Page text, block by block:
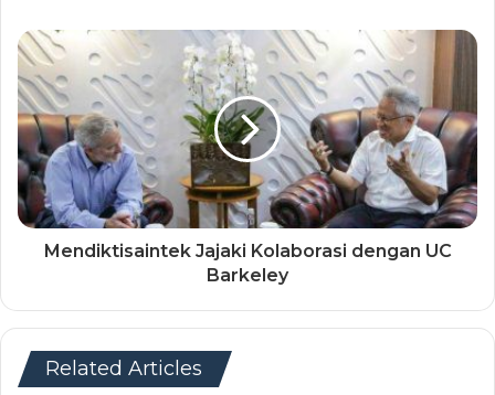
Mendiktisaintek Jajaki Kolaborasi dengan UC
Barkeley
Related Articles